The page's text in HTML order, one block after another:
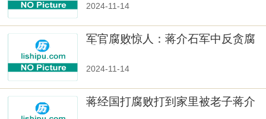
2024-11-14
军官腐败惊人：蒋介石军中反贪腐
2024-11-14
蒋经国打腐败打到家里被老子蒋介